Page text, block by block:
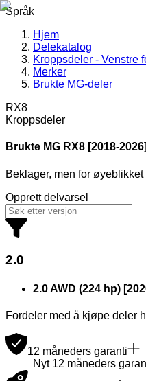
Språk
Hjem
Delekatalog
Kroppsdeler - Venstre
Merker
Brukte MG-deler
RX8
Kroppsdeler
Brukte MG RX8 [2018-
Beklager, men for
Opprett delvarsel
2.0
2.0 AWD (224 hp) [
Fordeler med å kjøpe deler
12 måneders garanti
Nyt 12 måneders